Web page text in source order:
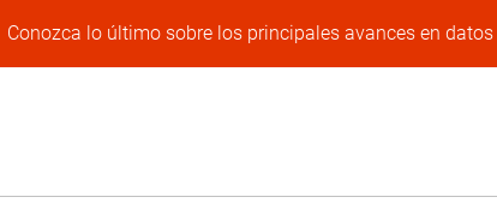
Conozca lo último sobre los principales avances en